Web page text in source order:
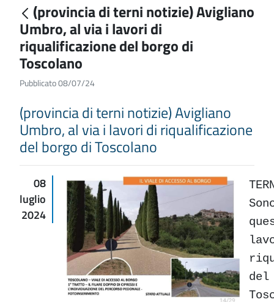
(provincia di terni notizie) Avigliano
Umbro, al via i lavori di
riqualificazione del borgo di
Toscolano
Pubblicato 08/07/24
(provincia di terni notizie) Avigliano
Umbro, al via i lavori di riqualificazione
del borgo di Toscolano
08
luglio
2024
del